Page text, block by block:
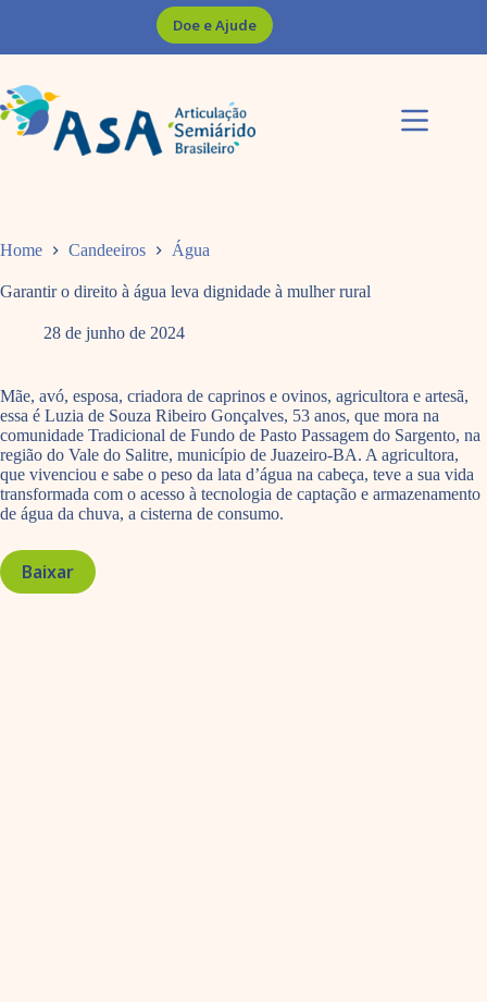
Doe e Ajude
Home Candeeiros Água
Garantir o direito à água leva dignidade à mulher rural
28 de junho de 2024
Mãe, avó, esposa, criadora de caprinos e ovinos, agricultora e artesã,
essa é Luzia de Souza Ribeiro Gonçalves, 53 anos, que mora na
comunidade Tradicional de Fundo de Pasto Passagem do Sargento, na
região do Vale do Salitre, município de Juazeiro-BA. A agricultora,
que vivenciou e sabe o peso da lata d’água na cabeça, teve a sua vida
transformada com o acesso à tecnologia de captação e armazenamento
de água da chuva, a cisterna de consumo.
Baixar